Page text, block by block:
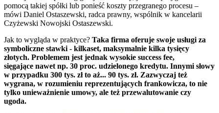
pomocą takiej spółki lub ponieść koszty przegranego procesu –
mówi Daniel Ostaszewski, radca prawny, wspólnik w kancelarii
Czyżewski Nowojski Ostaszewski.
Jak to wygląda w praktyce? Taka firma oferuje swoje usługi za
symboliczne stawki - kilkaset, maksymalnie kilka tysięcy
złotych. Problemem jest jednak wysokie success fee,
sięgające nawet np. 30 proc. udzielonego kredytu. Innymi słowy
w przypadku 300 tys. zł to aż... 90 tys. zł. Zazwyczaj też
wygrana, w rozumieniu reprezentujących frankowicza, to nie
tylko unieważnienie umowy, ale też przewalutowanie czy
ugoda.